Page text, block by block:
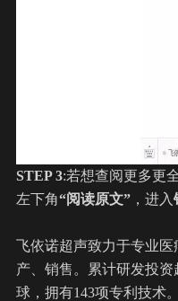
STEP 3:若想查阅更多更
左下角“阅读原文”，进入
飞依诺超声致力于专业医
产、销售。累计研发投
球，拥有143项专利技术